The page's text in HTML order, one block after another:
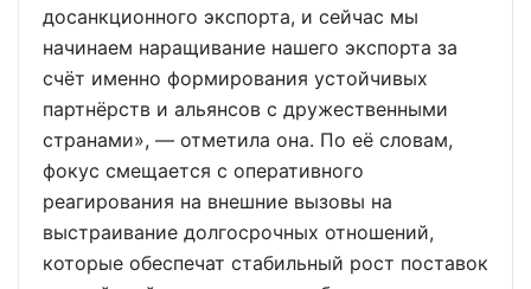
досанкционного экспорта, и сейчас мы
начинаем наращивание нашего экспорта за
счёт именно формирования устойчивых
партнёрств и альянсов с дружественными
странами», — отметила она. По её словам,
фокус смещается с оперативного
реагирования на внешние вызовы на
выстраивание долгосрочных отношений,
которые обеспечат стабильный рост поставок